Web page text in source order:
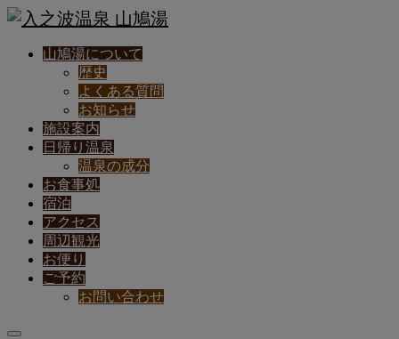
山鳩湯について
歴史
よくある質問
お知らせ
施設案内
日帰り温泉
温泉の成分
お食事処
宿泊
アクセス
周辺観光
お便り
ご予約
お問い合わせ